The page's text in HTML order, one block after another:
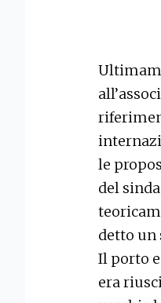
le
del
detto un
Il porto
era